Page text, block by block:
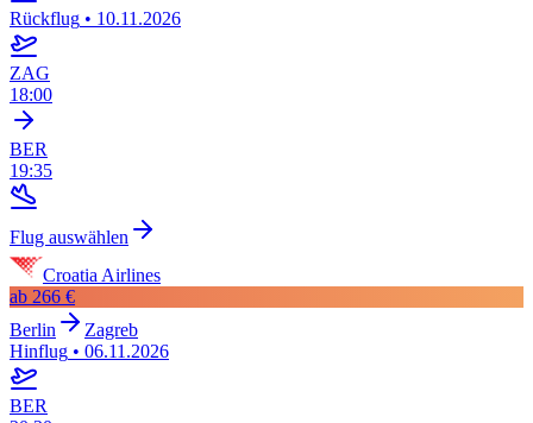
Rückflug • 10.11.2026
ZAG
18:00
BER
19:35
Flug auswählen
Croatia Airlines
ab 266 €
Berlin
Zagreb
Hinflug • 06.11.2026
BER